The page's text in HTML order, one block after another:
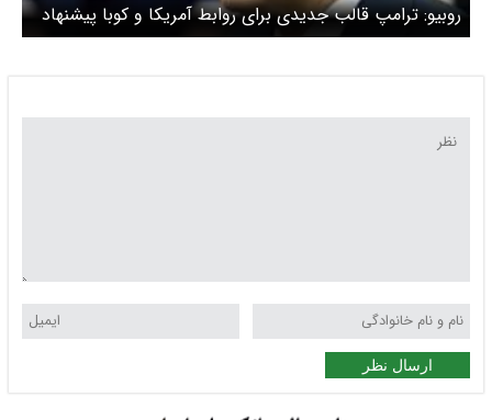
روبیو: ترامپ قالب جدیدی برای روابط آمریکا و کوبا پیشنهاد
می‌دهد
ارسال نظر